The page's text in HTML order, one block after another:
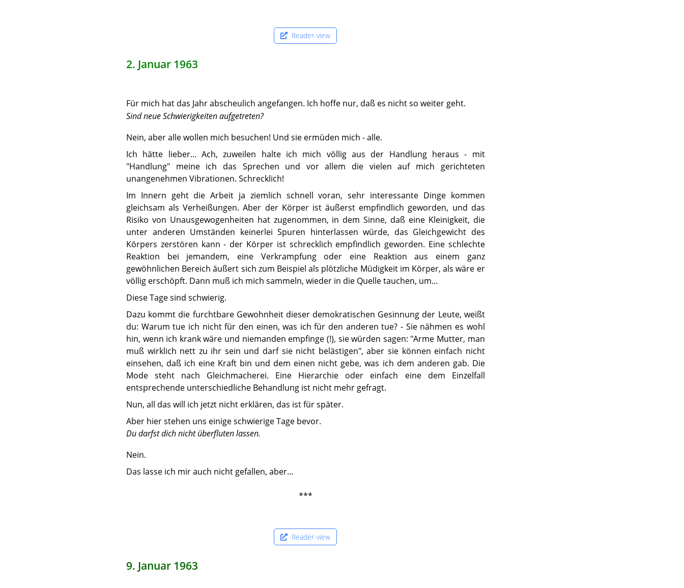
Reader-view
2. Januar 1963
Für mich hat das Jahr abscheulich angefangen. Ich hoffe nur, daß es nicht so weiter geht.
Sind neue Schwierigkeiten aufgetreten?
Nein, aber alle wollen mich besuchen! Und sie ermüden mich - alle.
Ich hätte lieber... Ach, zuweilen halte ich mich völlig aus der Handlung heraus - mit
"Handlung" meine ich das Sprechen und vor allem die vielen auf mich gerichteten
unangenehmen Vibrationen. Schrecklich!
Im Innern geht die Arbeit ja ziemlich schnell voran, sehr interessante Dinge kommen
gleichsam als Verheißungen. Aber der Körper ist äußerst empfindlich geworden, und das
Risiko von Unausgewogenheiten hat zugenommen, in dem Sinne, daß eine Kleinigkeit, die
unter anderen Umständen keinerlei Spuren hinterlassen würde, das Gleichgewicht des
Körpers zerstören kann - der Körper ist schrecklich empfindlich geworden. Eine schlechte
Reaktion bei jemandem, eine Verkrampfung oder eine Reaktion aus einem ganz
gewöhnlichen Bereich äußert sich zum Beispiel als plötzliche Müdigkeit im Körper, als wäre er
völlig erschöpft. Dann muß ich mich sammeln, wieder in die Quelle tauchen, um...
Diese Tage sind schwierig.
Dazu kommt die furchtbare Gewohnheit dieser demokratischen Gesinnung der Leute, weißt
du: Warum tue ich nicht für den einen, was ich für den anderen tue? - Sie nähmen es wohl
hin, wenn ich krank wäre und niemanden empfinge (!), sie würden sagen: "Arme Mutter, man
muß wirklich nett zu ihr sein und darf sie nicht belästigen", aber sie können einfach nicht
einsehen, daß ich eine Kraft bin und dem einen nicht gebe, was ich dem anderen gab. Die
Mode steht nach Gleichmacherei. Eine Hierarchie oder einfach eine dem Einzelfall
entsprechende unterschiedliche Behandlung ist nicht mehr gefragt.
Nun, all das will ich jetzt nicht erklären, das ist für später.
Aber hier stehen uns einige schwierige Tage bevor.
Du darfst dich nicht überfluten lassen.
Nein.
Das lasse ich mir auch nicht gefallen, aber...
***
Reader-view
9. Januar 1963